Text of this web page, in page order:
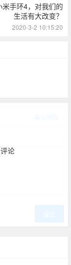
米手环4，对我们的
生活有大改变？
2020-3-2 10:15:20
论